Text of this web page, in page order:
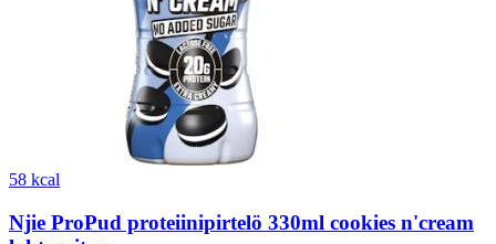
58 kcal
Njie ProPud proteiinipirtelö 330ml cookies n'cream